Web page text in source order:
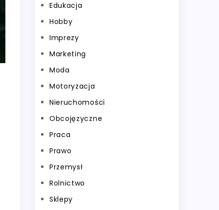
Edukacja
Hobby
Imprezy
Marketing
Moda
Motoryzacja
Nieruchomości
Obcojęzyczne
Praca
Prawo
Przemysł
Rolnictwo
Sklepy